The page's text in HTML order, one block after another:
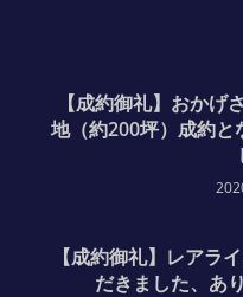
【成約御礼】おかげ
地（約200坪）成約と
【成約御礼】レアラ
だきました、あ